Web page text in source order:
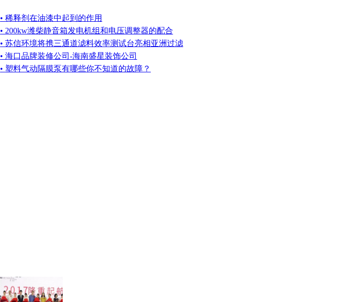
• 稀释剂在油漆中起到的作用
• 200kw潍柴静音箱发电机组和电压调整器的配合
• 苏信环境将携三通道滤料效率测试台亮相亚洲过滤
• 海口品牌装修公司-海南盛星装饰公司
• 塑料气动隔膜泵有哪些你不知道的故障？